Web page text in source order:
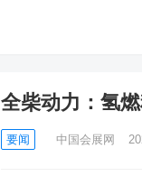
全柴动力：氢
要闻 中国会展网